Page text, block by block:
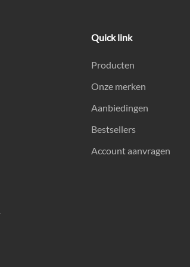
Quick link
Producten
Onze merken
Aanbiedingen
Bestsellers
Account aanvragen